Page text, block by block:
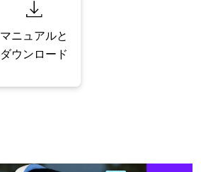
マニュアルと
ダウンロード